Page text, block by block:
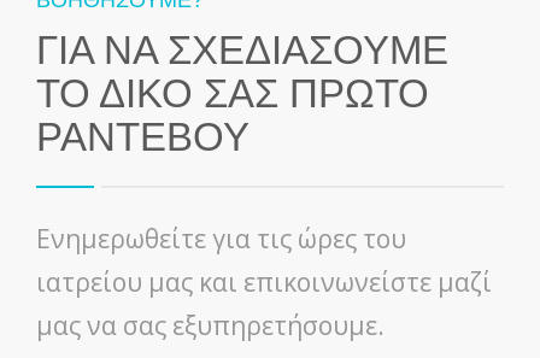
ΓΙΑ ΝΑ ΣΧΕΔΙΑΣΟΥΜΕ
ΤΟ ΔΙΚΟ ΣΑΣ ΠΡΩΤΟ
ΡΑΝΤΕΒΟΥ
Ενημερωθείτε για τις ώρες του
ιατρείου μας και επικοινωνείστε μαζί
μας να σας εξυπηρετήσουμε.